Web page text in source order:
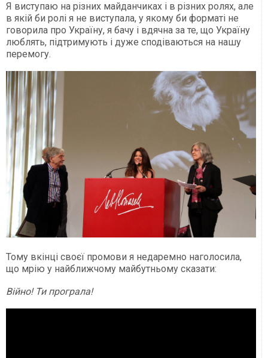
Я виступаю на різних майданчиках і в різних ролях, але
в якій би ролі я не виступала, у якому би форматі не
говорила про Україну, я бачу і вдячна за те, що Україну
люблять, підтримують і дуже сподіваються на нашу
перемогу.
Тому вкінці своєї промови я недаремно наголосила,
що мрію у найближчому майбутньому сказати:
Війно! Ти програла!